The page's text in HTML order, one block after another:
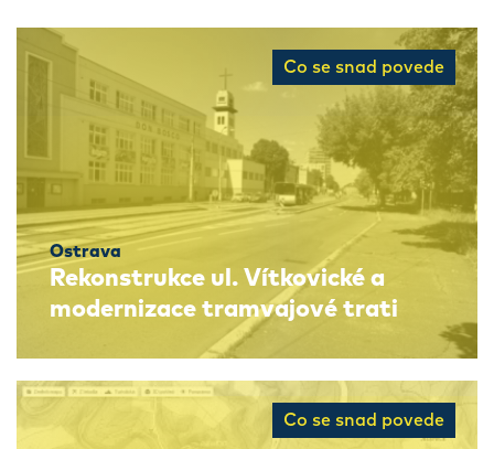
Co se snad povede
Ostrava
Rekonstrukce ul. Vítkovické a
modernizace tramvajové trati
Co se snad povede